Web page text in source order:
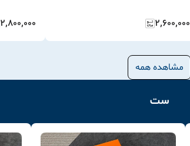
۲٬۶۰۰٬۰۰۰ ۲٬۸۰۰٬۰۰۰
مشاهده همه
ست